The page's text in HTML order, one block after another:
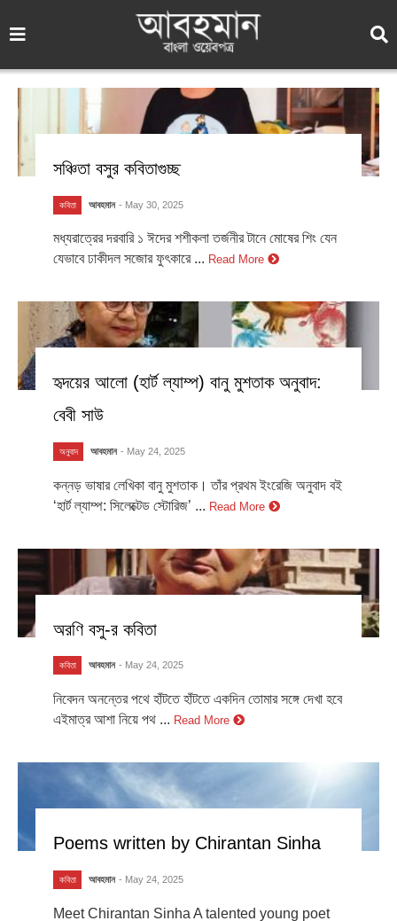
সঞ্চিতা বসুর কবিতাগুচ্ছ
কবিতা আবহমান - May 30, 2025
মধ্যরাত্রের দরবারি ১ ঈদের শশীকলা তর্জনীর টানে মোষের শিং যেন
যেভাবে ঢাকীদল সজোর ফুৎকারে ... Read More
হৃদয়ের আলো (হার্ট ল্যাম্প) বানু মুশতাক অনুবাদ:
বেবী সাউ
অনুবাদ আবহমান - May 24, 2025
কন্নড় ভাষার লেখিকা বানু মুশতাক। তাঁর প্রথম ইংরেজি অনুবাদ বই
‘হার্ট ল্যাম্প: সিলেক্টেড স্টোরিজ’ ... Read More
অরণি বসু-র কবিতা
কবিতা আবহমান - May 24, 2025
নিবেদন অনন্তের পথে হাঁটতে হাঁটতে একদিন তোমার সঙ্গে দেখা হবে
এইমাত্র আশা নিয়ে পথ ... Read More
Poems written by Chirantan Sinha
কবিতা আবহমান - May 24, 2025
Meet Chirantan Sinha A talented young poet